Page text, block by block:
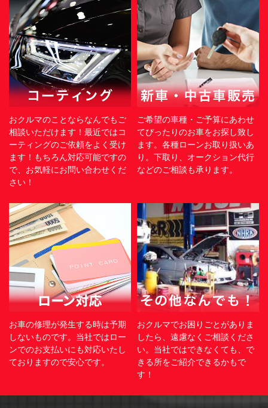
おクルマのことならなんでもご
相談いただけます！最近ではコ
ーティングのご依頼をよく受け
ます！もちろん対応可能ですの
で、お気軽にお問い合わせくだ
さい！
ご希望の車種・ご予算にあわせ
てぴったりのお車をお探し致し
ます。各種ローンお取り扱いあ
り。下取り、オークション代行
などのご相談も承ります。
お車の修理が発生する時は予期
しないものです。当社ではロー
ンでのお支払いにも対応いたし
ておりますので安心です。
おクルマでお困りごとがありま
したら、遠慮なくご相談くださ
い。当社ではできなくても、で
きる所をご紹介できるかもで
す！